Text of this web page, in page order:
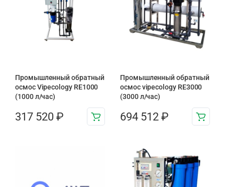
Промышленный обратный
осмос Vipecology RE1000
(1000 л/час)
317 520 ₽
Промышленный обратный
осмос vipecology RE3000
(3000 л/час)
694 512 ₽